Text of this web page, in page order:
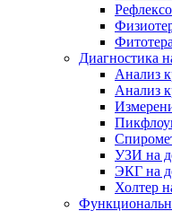
Диагностика
Анализ
Анализ
УЗИ на
ЭКГ на
Холтер